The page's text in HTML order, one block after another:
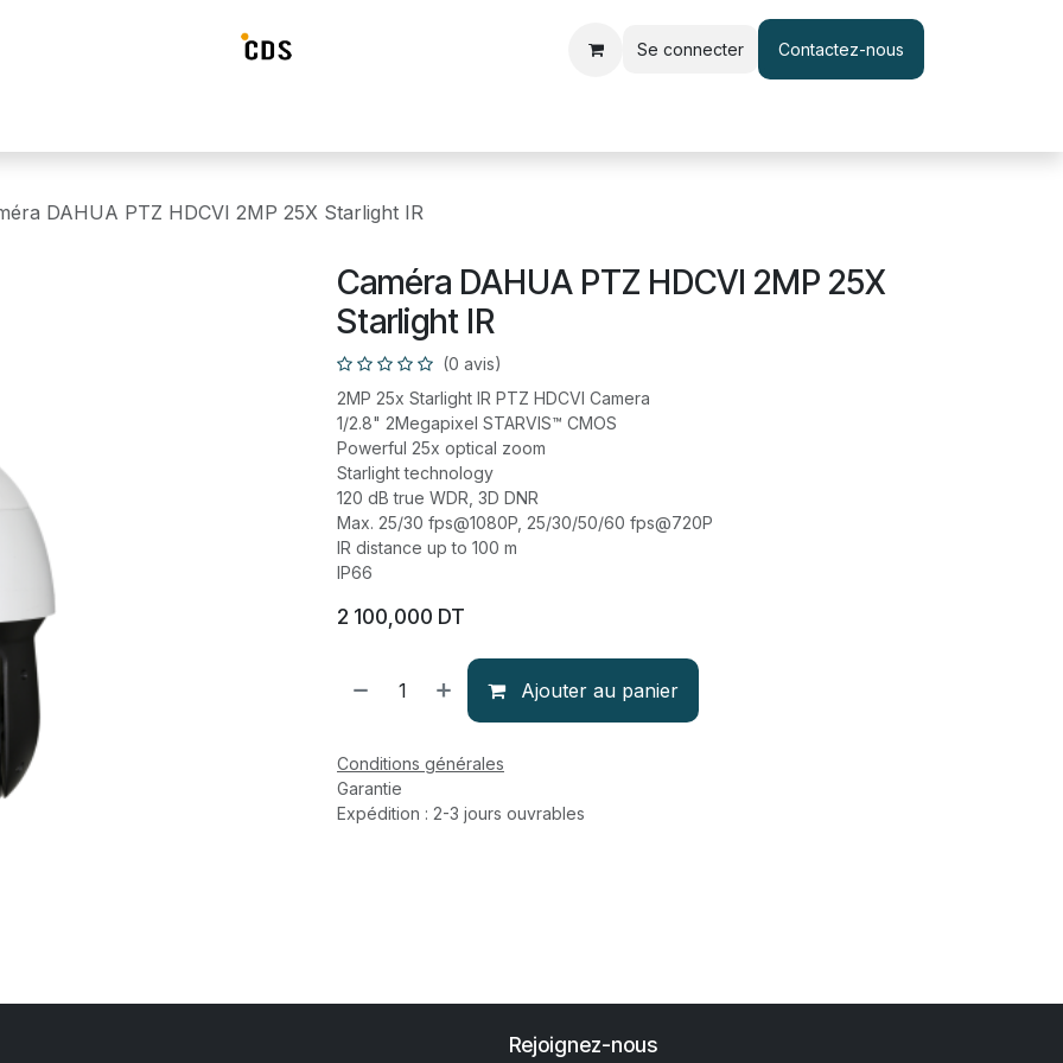
Se connecter Contactez-nous
DAHUA PTZ HDCVI 2MP 25X Starlight IR
Caméra DAHUA PTZ HDCVI 2MP 25X
Starlight IR
(0 avis)
2MP 25x Starlight IR PTZ HDCVI Camera
1/2.8" 2Megapixel STARVIS™ CMOS
Powerful 25x optical zoom
Starlight technology
120 dB true WDR, 3D DNR
Max. 25/30 fps@1080P, 25/30/50/60 fps@720P
IR distance up to 100 m
IP66
2 100,000 DT
Ajouter au panier
Conditions générales
Garantie
Expédition : 2-3 jours ouvrables
Rejoignez-nous